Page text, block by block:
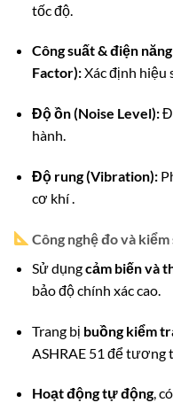
tốc độ.
Công suất & điện
Factor):Xác định hiệu
Độ ồn (Noise Level):
hành.
Độ rung (Vibration):
cơ khí.
Công nghệ đo và kiểm
Sử dụngcảm biến và
bảo độ chính xác cao.
Trang bị buồng kiểm
ASHRAE 51 để tương
Hoạt động tự động,